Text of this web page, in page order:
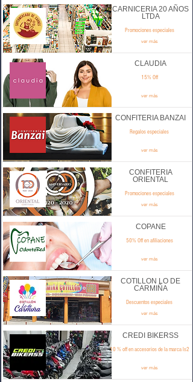
CARNICERIA 20 AÑOS
LTDA
Promociones especiales
ver más
CLAUDIA
15% Off
ver más
CONFITERIA BANZAI
Regalos especiales
ver más
CONFITERIA
ORIENTAL
Promociones especiales
ver más
COPANE
50% Off en afiliaciones
ver más
COTILLON LO DE
CARMIÑA
Descuentos especiales
ver más
CREDI BIKERSS
10 % off en accesorios de la marca ls2
ver más